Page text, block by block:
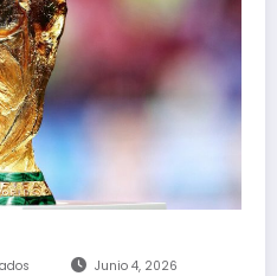
Junio 4, 2026